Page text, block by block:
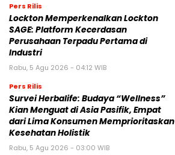
Pers Rilis
Lockton Memperkenalkan Lockton
SAGE: Platform Kecerdasan
Perusahaan Terpadu Pertama di
Industri
Rabu, 5 Agu 2026 - 04:12 WIB
Pers Rilis
Survei Herbalife: Budaya “Wellness”
Kian Menguat di Asia Pasifik, Empat
dari Lima Konsumen Memprioritaskan
Kesehatan Holistik
Rabu, 5 Agu 2026 - 03:00 WIB